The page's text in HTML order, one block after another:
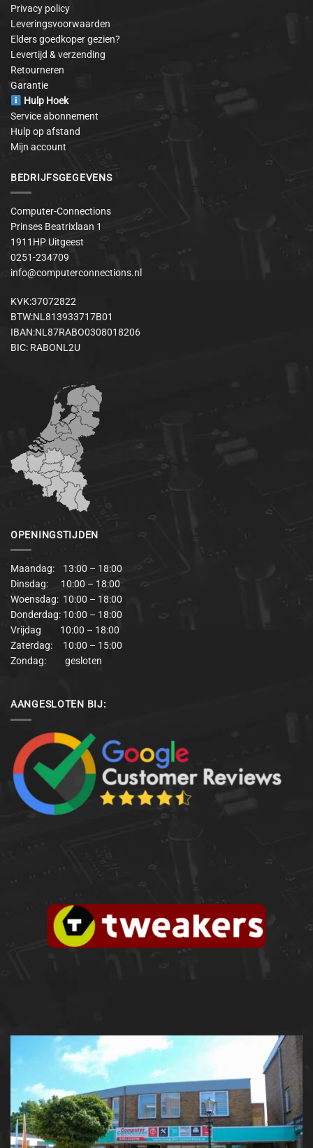
Privacy policy
Leveringsvoorwaarden
Elders goedkoper gezien?
Levertijd & verzending
Retourneren
Garantie
Hulp Hoek
Service abonnement
Hulp op afstand
Mijn account
BEDRIJFSGEGEVENS
Computer-Connections
Prinses Beatrixlaan 1
1911HP Uitgeest
0251-234709
info@computerconnections.nl
KVK:37072822
BTW:NL813933717B01
IBAN:NL87RABO0308018206
BIC: RABONL2U
OPENINGSTIJDEN
Maandag: 13:00 – 18:00
Dinsdag: 10:00 – 18:00
Woensdag: 10:00 – 18:00
Donderdag: 10:00 – 18:00
Vrijdag 10:00 – 18:00
Zaterdag: 10:00 – 15:00
Zondag: gesloten
AANGESLOTEN BIJ: